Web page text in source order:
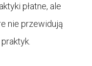
płatne, ale
nie przewidują